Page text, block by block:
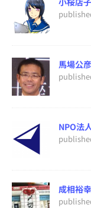
馬場公彦
NPO法
成相裕幸